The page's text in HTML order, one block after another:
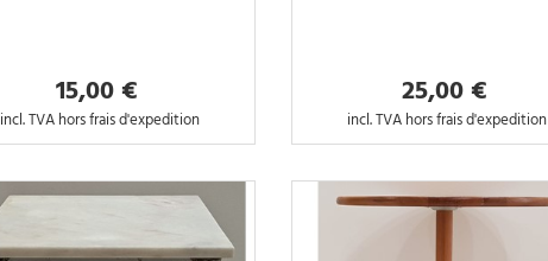
15,00 €
incl. TVA hors frais d'expedition
25,00 €
incl. TVA hors frais d'expedition